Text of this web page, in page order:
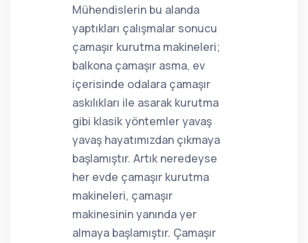
Mühendislerin bu alanda
yaptıkları çalışmalar sonucu
çamaşır kurutma makineleri;
balkona çamaşır asma, ev
içerisinde odalara çamaşır
askılıkları ile asarak kurutma
gibi klasik yöntemler yavaş
yavaş hayatımızdan çıkmaya
başlamıştır. Artık neredeyse
her evde çamaşır kurutma
makineleri, çamaşır
makinesinin yanında yer
almaya başlamıştır. Çamaşır